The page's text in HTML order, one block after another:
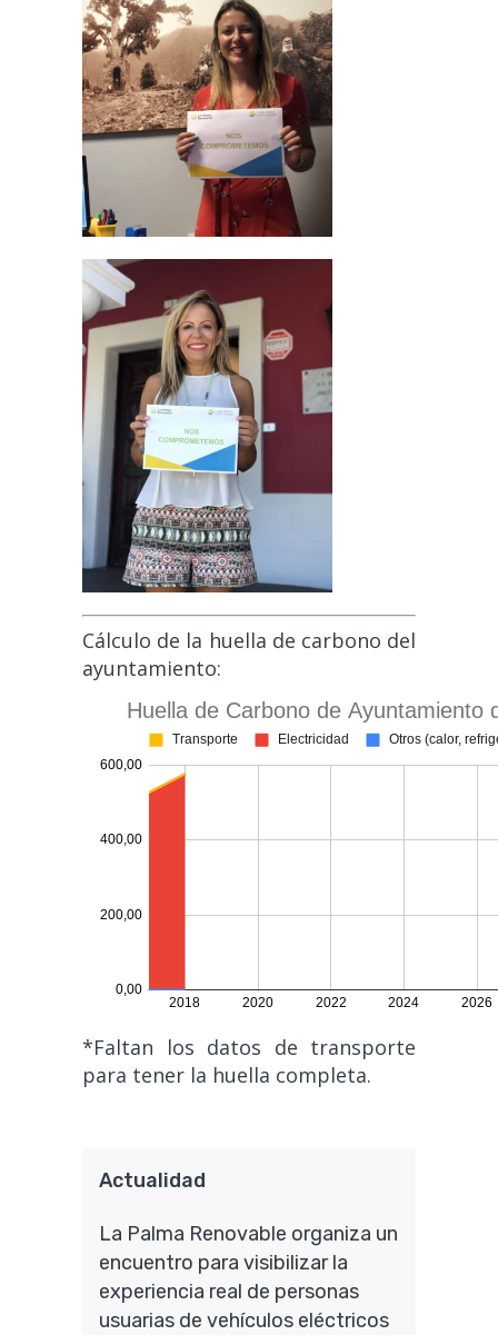
Cálculo de la huella de carbono del
ayuntamiento:
*Faltan los datos de transporte
para tener la huella completa.
Actualidad
La Palma Renovable organiza un
encuentro para visibilizar la
experiencia real de personas
usuarias de vehículos eléctricos